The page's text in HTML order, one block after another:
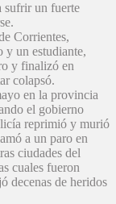
sufrir un fuerte
Corrientes,
y un estudiante,
y finalizó en
colapsó.
en la provincia
el gobierno
reprimió y murió
a un paro en
ciudades del
cuales fueron
decenas de heridos